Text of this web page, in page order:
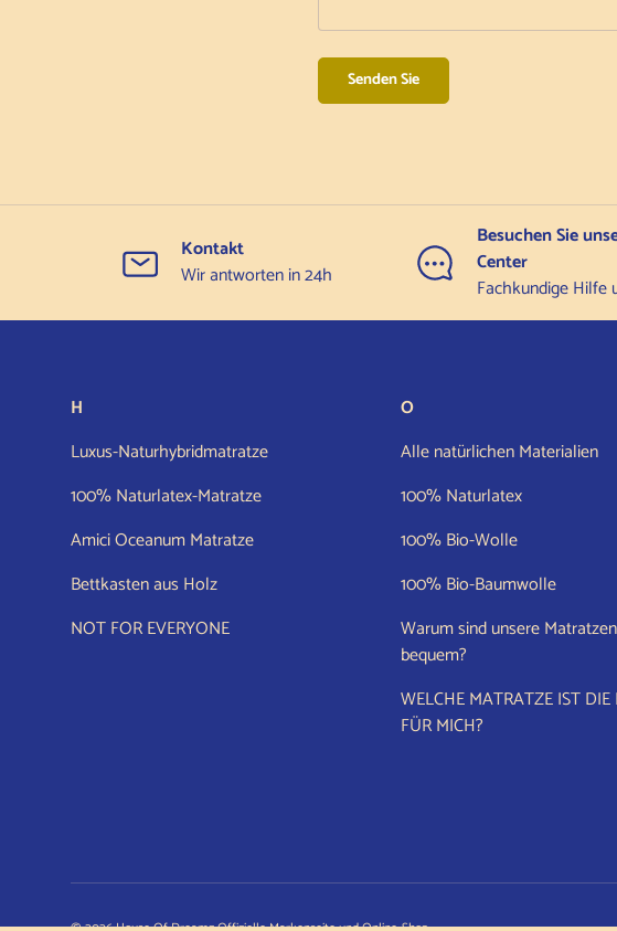
Senden Sie
Kontakt
Wir antworten in 24h
Besuchen Sie
Center
Fachkundige Hilfe
H
Luxus-Naturhybridmatratze
100% Naturlatex-Matratze
Amici Oceanum Matratze
Bettkasten aus Holz
NOT FOR EVERYONE
O
Alle natürlichen Materialien
100% Naturlatex
100% Bio-Wolle
100% Bio-Baumwolle
Warum sind unsere
bequem?
WELCHE MATRATZE IST DIE
FÜR MICH?